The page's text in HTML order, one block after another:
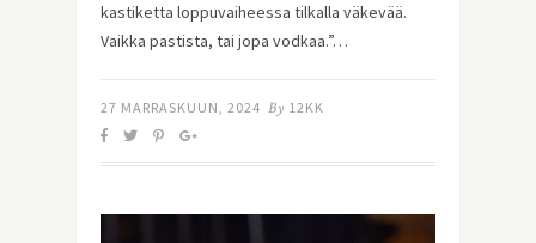
kastiketta loppuvaiheessa tilkalla väkevää.
Vaikka pastista, tai jopa vodkaa.”…
27 MARRASKUUN, 2024 By 12KK